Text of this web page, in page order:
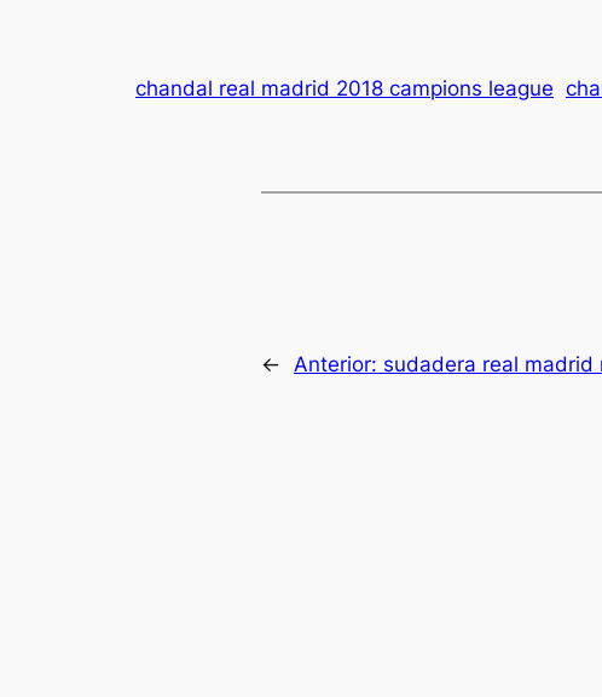
chandal real madrid 2018 campions league
← Anterior: sudadera real madrid